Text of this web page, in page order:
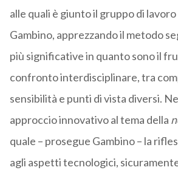
alle quali è giunto il gruppo di
Gambino, apprezzando il metodo
più significative in quanto sono il
confronto interdisciplinare, tra
sensibilità e punti di vista diversi.
approccio innovativo al tema della
quale – prosegue Gambino – la
agli aspetti tecnologici,